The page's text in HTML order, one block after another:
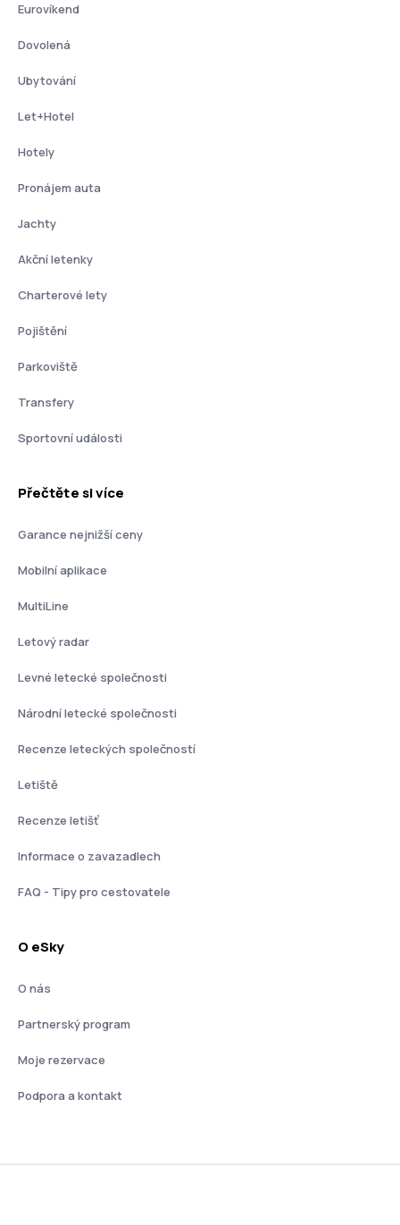
Eurovíkend
Dovolená
Ubytování
Let+Hotel
Hotely
Pronájem auta
Jachty
Akční letenky
Charterové lety
Pojištění
Parkoviště
Transfery
Sportovní události
Přečtěte si více
Garance nejnižší ceny
Mobilní aplikace
MultiLine
Letový radar
Levné letecké společnosti
Národní letecké společnosti
Recenze leteckých společností
Letiště
Recenze letišť
Informace o zavazadlech
FAQ - Tipy pro cestovatele
O eSky
O nás
Partnerský program
Moje rezervace
Podpora a kontakt